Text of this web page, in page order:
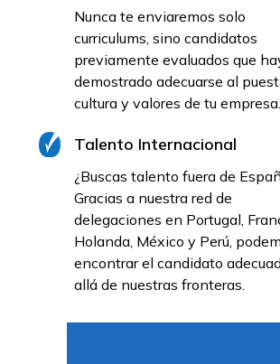
Nunca te enviaremos solo
curriculums, sino candidatos
previamente evaluados que
demostrado adecuarse al
cultura y valores de tu empresa.
Talento Internacional
¿Buscas talento fuera de
Gracias a nuestra red de
delegaciones en Portugal,
Holanda, México y Perú,
encontrar el candidato
allá de nuestras fronteras.